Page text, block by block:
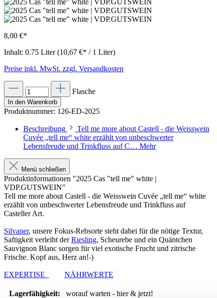
8,00 €*
Inhalt: 0.75 Liter(10,67 €* / 1 Liter)
Preise inkl. MwSt. zzgl. Versandkosten
Flasche
In den Warenkorb
Produktnummer: 126-ED-2025
Beschreibung
Tell me more about Castell - die Weisswein
Cuvée „tell me“ white erzählt von unbeschwerter
Lebensfreude und Trinkfluss auf C… Mehr
Menü schließen
Produktinformationen "2025 Cas "tell me" white |
VDP.GUTSWEIN"
Tell me more about Castell - die Weisswein Cuvée „tell me“ white
erzählt von unbeschwerter Lebensfreude und Trinkfluss auf
Casteller Art.
Silvaner, unsere Fokus-Rebsorte steht dabei für die nötige Textur,
Saftigkeit verleiht derRiesling, Scheurebe und ein Quäntchen
Sauvignon Blanc sorgen für viel exotische Frucht und zitrische
Frische. Kopf aus, Herz an!-)
EXPERTISE NÄHRWERTE
Lagerfähigkeit: worauf warten - hier & jetzt!